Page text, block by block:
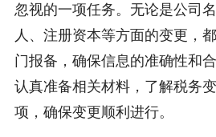
忽视的一项任务。无论是公司
人、注册资本等方面的变更，
门报备，确保信息的准确性和
认真准备相关材料，了解税务
项，确保变更顺利进行。